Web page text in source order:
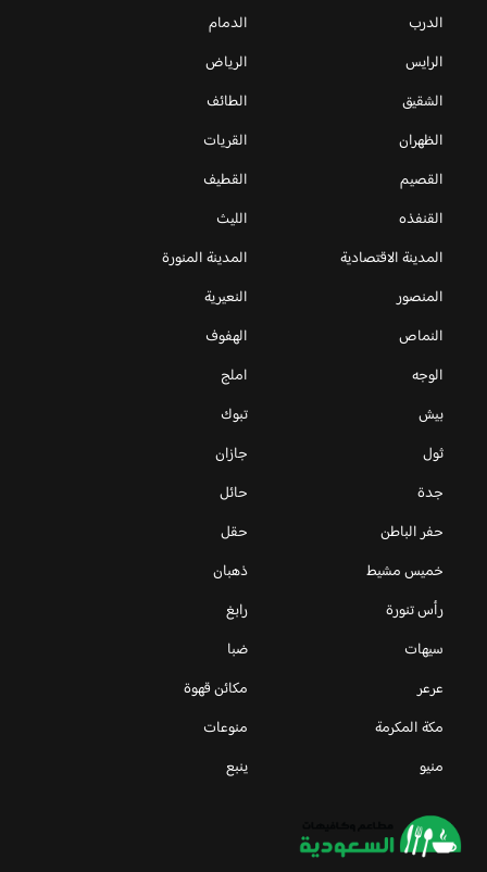
الدرب
الدمام
الرايس
الرياض
الشقيق
الطائف
الظهران
القريات
القصيم
القطيف
القنفذه
الليث
المدينة الاقتصادية
المدينة المنورة
المنصور
النعيرية
النماص
الهفوف
الوجه
املج
بيش
تبوك
ثول
جازان
جدة
حائل
حفر الباطن
حقل
خميس مشيط
ذهبان
رأس تنورة
رابغ
سيهات
ضبا
عرعر
مكائن قهوة
مكة المكرمة
منوعات
منيو
ينبع